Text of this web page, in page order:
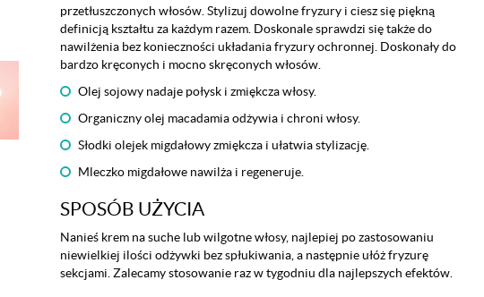
przetłuszczonych włosów. Stylizuj dowolne fryzury i ciesz się piękną
definicją kształtu za każdym razem. Doskonale sprawdzi się także do
nawilżenia bez konieczności układania fryzury ochronnej. Doskonały do
bardzo kręconych i mocno skręconych włosów.
Olej sojowy nadaje połysk i zmiękcza włosy.
Organiczny olej macadamia odżywia i chroni włosy.
Słodki olejek migdałowy zmiękcza i ułatwia stylizację.
Mleczko migdałowe nawilża i regeneruje.
SPOSÓB UŻYCIA
Nanieś krem na suche lub wilgotne włosy, najlepiej po zastosowaniu
niewielkiej ilości odżywki bez spłukiwania, a następnie ułóż fryzurę
sekcjami. Zalecamy stosowanie raz w tygodniu dla najlepszych efektów.